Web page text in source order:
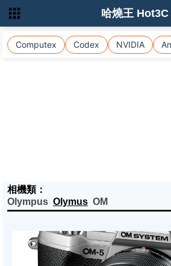
Computex Codex NVIDIA
哈燒王 Hot3C
相機類：
Olympus Olymus OM